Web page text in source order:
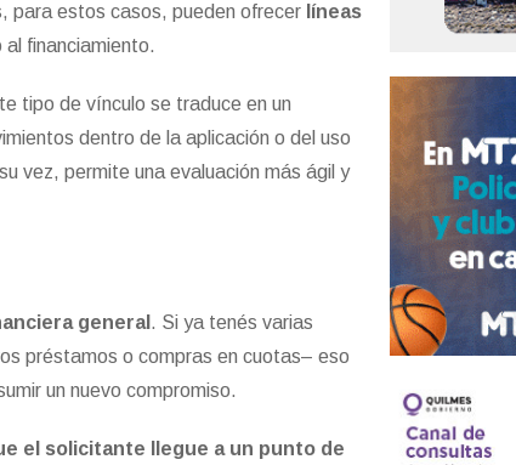
para estos casos, pueden ofrecer líneas
al financiamiento.
tipo de vínculo se traduce en un
dentro de la aplicación o del uso
vez, permite una evaluación más ágil y
general . Si ya tenés varias
préstamos o compras en cuotas– eso
un nuevo compromiso.
el solicitante llegue a un punto de